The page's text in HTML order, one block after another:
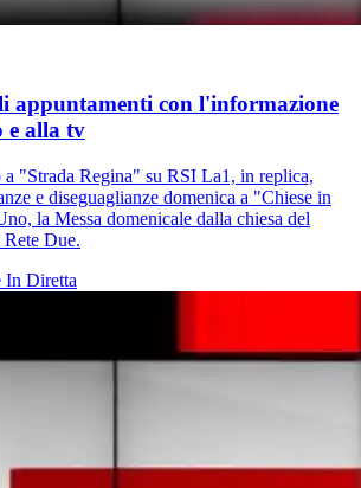
appuntamenti con l'informazione
e alla tv
a "Strada Regina" su RSI La1, in replica,
e diseguaglianze domenica a "Chiese in
la Messa domenicale dalla chiesa del
Due.
In Diretta